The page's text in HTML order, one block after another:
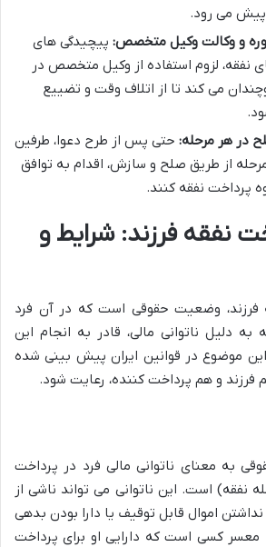
می رود.
و وکالت وکیل متخصص: پیچیدگی های
نفقه، لزوم استفاده از وکیل متخصص در
می کند تا از اتلاف وقت و تضییع
در هر مرحله: حتی پس از طرح دعوا، طرفین
از طریق صلح و سازش، اقدام به توافق
پرداخت نفقه کنند.
نفقه فرزند: شرایط و
فرزند، وضعیت حقوقی است که در آن فرد
دلیل ناتوانی مالی، قادر به انجام این
موضوع در قوانین ایران پیش بینی شده
فرزند و هم پرداخت کننده، رعایت شود.
به معنای ناتوانی مالی فرد در پرداخت
نفقه) است. این ناتوانی می تواند ناشی از
اموال قابل توقیف یا دارا بودن بدهی
کسی است که دارایی او برای پرداخت